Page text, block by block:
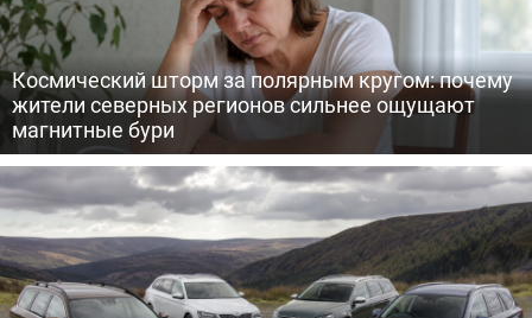
Космический шторм за полярным кругом: почему
жители северных регионов сильнее ощущают
магнитные бури